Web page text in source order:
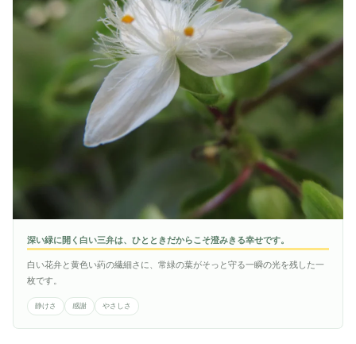
深い緑に開く白い三弁は、ひとときだからこそ澄みきる幸せです。
白い花弁と黄色い葯の繊細さに、常緑の葉がそっと守る一瞬の光を残した一
枚です。
静けさ 感謝 やさしさ